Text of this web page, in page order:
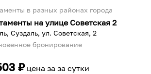
в разных районах города
на улице Советская 2
Суздаль, ул. Советская, 2
бронирование
₽ цена заза сутки